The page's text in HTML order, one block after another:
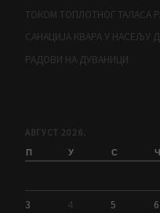
ТОКОМ ТОПЛОТНОГ ТАЛАСА
САНАЦИЈА КВАРА У НАСЕЉУ
РАДОВИ НА ДУВАНИЦИ
АВГУСТ 2026.
П У С Ч
3 4 5 6